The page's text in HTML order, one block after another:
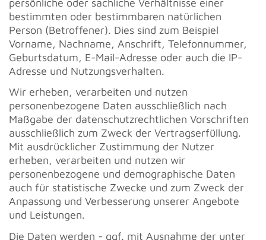
bestimmten oder bestimmbaren natürlichen
Person (Betroffener). Dies sind zum Beispiel
Vorname, Nachname, Anschrift, Telefonnummer,
Geburtsdatum, E-Mail-Adresse oder auch die IP-
Adresse und Nutzungsverhalten.
Wir erheben, verarbeiten und nutzen
personenbezogene Daten ausschließlich nach
Maßgabe der datenschutzrechtlichen Vorschriften
ausschließlich zum Zweck der Vertragserfüllung.
Mit ausdrücklicher Zustimmung der Nutzer
erheben, verarbeiten und nutzen wir
personenbezogene und demographische Daten
auch für statistische Zwecke und zum Zweck der
Anpassung und Verbesserung unserer Angebote
und Leistungen.
Die Daten werden - ggf. mit Ausnahme der unter